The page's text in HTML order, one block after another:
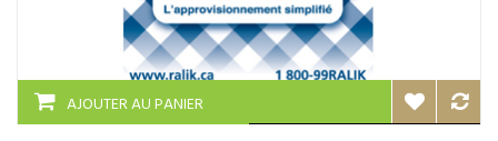
AJOUTER AU PANIER